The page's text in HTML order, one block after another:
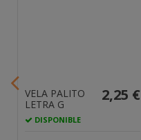
VELA PALITO
LETRA G
DISPONIBLE
2,25 €